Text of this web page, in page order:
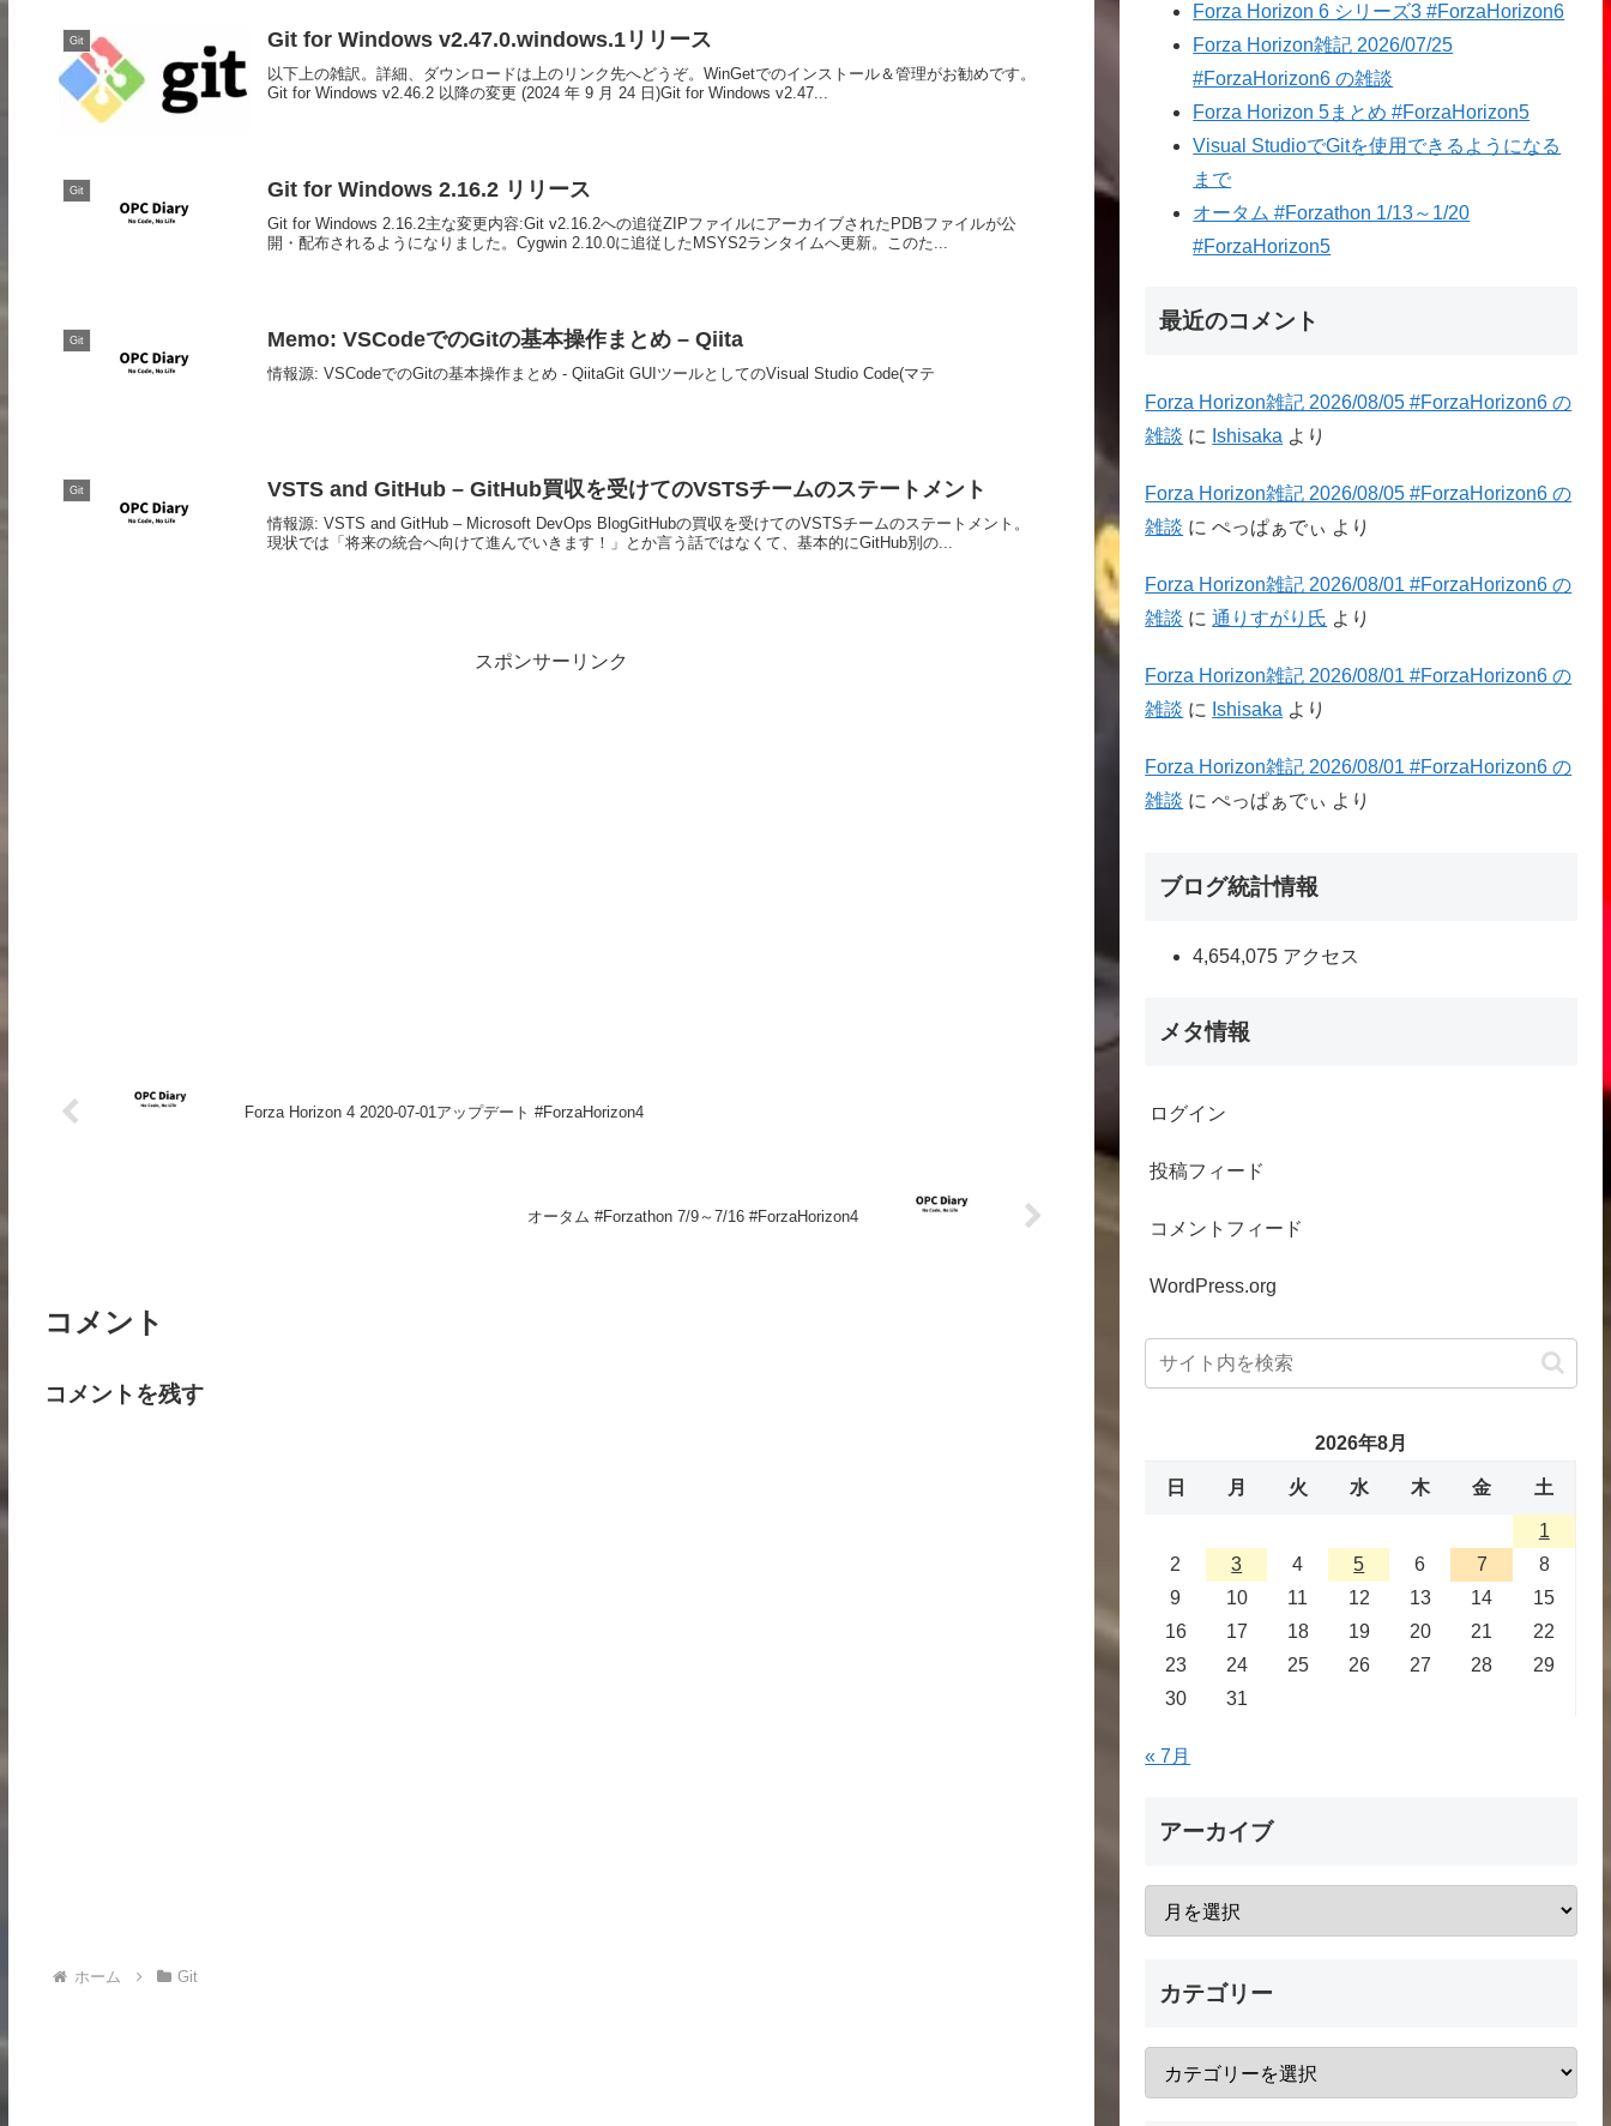
Git Git for Windows v2.47.0.windows.1リリース
以下上の雑訳。詳細、ダウンロードは上のリンク先へどうぞ。WinGetでのインストール＆管理がお勧めです。
Git for Windows v2.46.2 以降の変更 (2024 年 9 月 24 日)Git for Windows v2.47...
Git Git for Windows 2.16.2 リリース
Git for Windows 2.16.2主な変更内容:Git v2.16.2への追従ZIPファイルにアーカイブされたPDBファイルが公
開・配布されるようになりました。Cygwin 2.10.0に追従したMSYS2ランタイムへ更新。このた...
Git Memo: VSCodeでのGitの基本操作まとめ – Qiita
情報源: VSCodeでのGitの基本操作まとめ - QiitaGit GUIツールとしてのVisual Studio Code(マテ
Git VSTS and GitHub – GitHub買収を受けてのVSTSチームのステートメント
情報源: VSTS and GitHub – Microsoft DevOps BlogGitHubの買収を受けてのVSTSチームのステートメント。
現状では「将来の統合へ向けて進んでいきます！」とか言う話ではなくて、基本的にGitHub別の...
スポンサーリンク
Forza Horizon 4 2020-07-01アップデート #ForzaHorizon4
オータム #Forzathon 7/9～7/16 #ForzaHorizon4
コメント
コメントを残す
ホーム Git
Forza Horizon 6 シリーズ3 #ForzaHorizon6
Forza Horizon雑記 2026/07/25
#ForzaHorizon6 の雑談
Forza Horizon 5まとめ #ForzaHorizon5
Visual StudioでGitを使用できるようになる
まで
オータム #Forzathon 1/13～1/20
#ForzaHorizon5
最近のコメント
Forza Horizon雑記 2026/08/05 #ForzaHorizon6 の
雑談 に Ishisaka より
Forza Horizon雑記 2026/08/05 #ForzaHorizon6 の
雑談 にぺっぱぁでぃ より
Forza Horizon雑記 2026/08/01 #ForzaHorizon6 の
雑談 に通りすがり氏 より
Forza Horizon雑記 2026/08/01 #ForzaHorizon6 の
雑談 に Ishisaka より
Forza Horizon雑記 2026/08/01 #ForzaHorizon6 の
雑談 にぺっぱぁでぃ より
ブログ統計情報
4,654,075 アクセス
メタ情報
ログイン
投稿フィード
コメントフィード
WordPress.org
2026年8月
日 月 火 水 木 金 土
1
2
3 4 5 6 7
8
9
10 11 12 13 14
15
16
17 18 19 20 21
22
23
24 25 26 27 28
29
30
31
« 7月
アーカイブ
カテゴリー